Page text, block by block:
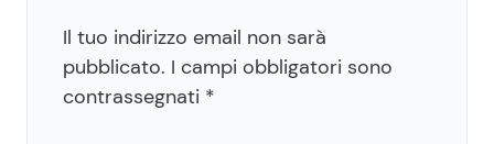
Il tuo indirizzo email non sarà
pubblicato. I campi obbligatori sono
contrassegnati *